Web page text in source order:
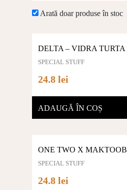
Arată doar produse în stoc
DELTA – VIDRA TURTA
SPECIAL STUFF
24.8 lei
ADAUGĂ ÎN COȘ
ONE TWO X MAKTOOB
SPECIAL STUFF
24.8 lei